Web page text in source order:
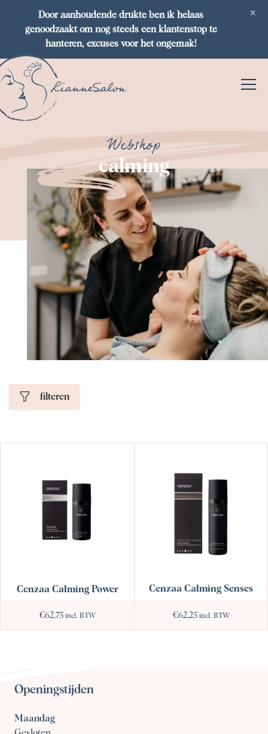
×
Door aanhoudende drukte ben ik helaas
genoodzaakt om nog steeds een klantenstop te
hanteren, excuses voor het ongemak!
Webshop
calming
filteren
Cenzaa Calming Power
€62,75 incl. BTW
Cenzaa Calming Senses
€62,25 incl. BTW
Openingstijden
Maandag